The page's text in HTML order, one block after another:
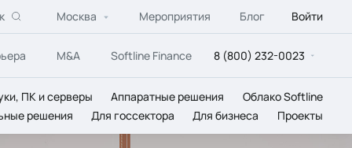
Москва Мероприятия Блог Войти
M&A Softline Finance 8 (800) 232-0023
ПК и серверы Аппаратные решения
Облако Softline
решения Для госсектора Для бизнеса Проекты